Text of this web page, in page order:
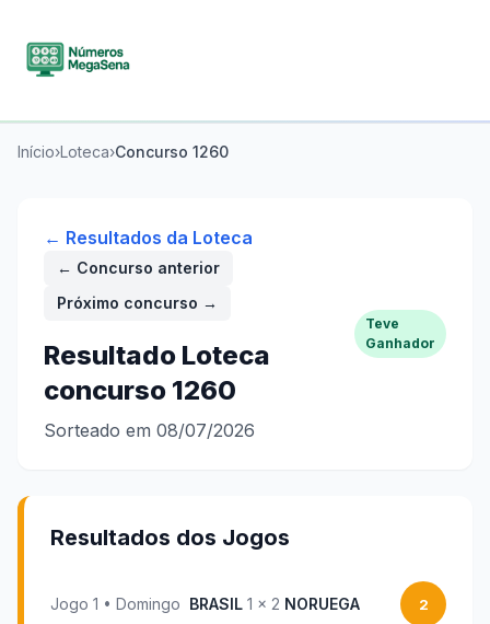
Início›Loteca›Concurso 1260
← Resultados da Loteca
← Concurso anterior
Próximo concurso →
Resultado Loteca
concurso 1260
Sorteado em 08/07/2026
Teve
Ganhador
Resultados dos Jogos
Jogo 1 • Domingo BRASIL 1 x 2 NORUEGA 2